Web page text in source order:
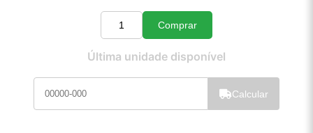
Quantidade
Comprar
Última unidade disponível
Calcular